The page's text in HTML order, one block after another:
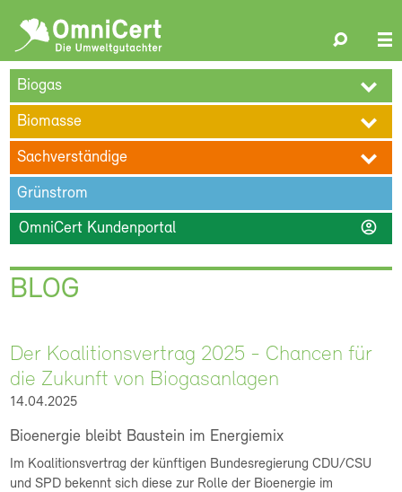
Search
ÜBER UNS BLOG TERMINE REFERENZEN
KARRIERE
KONTAKT
Biogas
Biomasse
Sachverständige
Grünstrom
OmniCert Kundenportal account_circle
BLOG
Der Koalitionsvertrag 2025 - Chancen für
die Zukunft von Biogasanlagen
14.04.2025
Bioenergie bleibt Baustein im Energiemix
Im Koalitionsvertrag der künftigen Bundesregierung CDU/CSU
und SPD bekennt sich diese zur Rolle der Bioenergie im